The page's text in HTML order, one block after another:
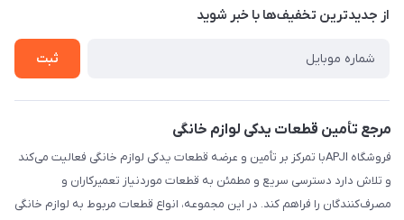
درباره ما
راهنما
از جدید‌ترین تخفیف‌ها با‌ خبر شوید
ثبت
مرجع تأمین قطعات یدکی لوازم خانگی
فروشگاه APJIبا تمرکز بر تأمین و عرضه قطعات یدکی لوازم خانگی فعالیت می‌کند
و تلاش دارد دسترسی سریع و مطمئن به قطعات موردنیاز تعمیرکاران و
مصرف‌کنندگان را فراهم کند. در این مجموعه، انواع قطعات مربوط به لوازم خانگی